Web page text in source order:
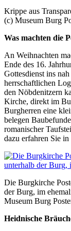
Krippe aus
(c) Museum Burg
Was machten die
An Weihnachten
Ende des 16.
Gottesdienst ins
herrschaftlichen
den Nöbdenitzern
Kirche, direkt im
Burgherren eine
belegen
romanischer
dazu erfahren Sie
Die Burgkirche
der Burg, im
Museum Burg
Heidnische